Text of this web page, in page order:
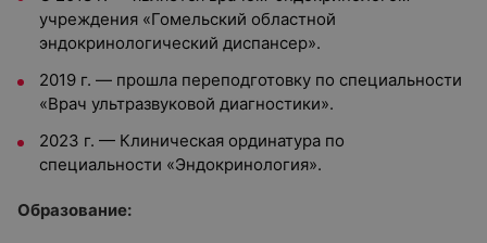
учреждения «Гомельский областной
эндокринологический диспансер».
2019 г. — прошла переподготовку по специальности
«Врач ультразвуковой диагностики».
2023 г. — Клиническая ординатура по
специальности «Эндокринология».
Образование: